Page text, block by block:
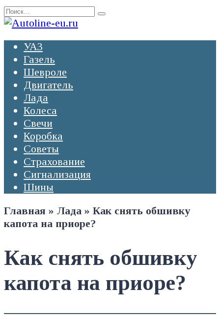
Перейти
к
Search
for:
УАЗ
Газель
Шевроле
Двигатель
Лада
Колеса
Свечи
Коробка
Советы
Страхование
Сигнализация
Шины
Главная » Лада » Как снять обшивку
капота на приоре?
Как снять обшивку
капота на приоре?